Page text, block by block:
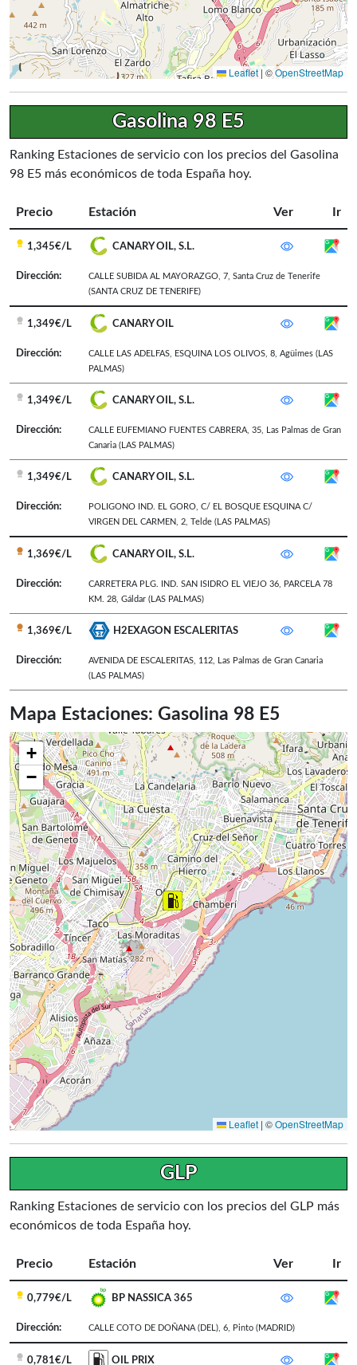
Leaflet | ©OpenStreetMap
Gasolina 98 E5
Ranking Estaciones de servicio con los precios del Gasolina
98 E5 más económicos de toda España hoy.
Precio Estación Ver Ir
1,345€/L CANARY OIL, S.L.
Dirección: CALLE SUBIDA AL MAYORAZGO, 7 Santa Cruz de Tenerife
(SANTA CRUZ DE TENERIFE)
1,349€/L CANARY OIL
Dirección: CALLE LAS ADELFAS, ESQUINA LOS OLIVOS, 8 Agüimes (LAS
PALMAS)
1,349€/L CANARY OIL, S.L.
Dirección: CALLE EUFEMIANO FUENTES CABRERA, 35
Las Palmas de Gran
Canaria (LAS PALMAS)
1,349€/L CANARY OIL, S.L.
Dirección:
POLIGONO IND. EL GORO, C/ EL BOSQUE ESQUINA C/
VIRGEN DEL CARMEN, 2 Telde (LAS PALMAS)
1,369€/L CANARY OIL, S.L.
Dirección:
CARRETERA PLG. IND. SAN ISIDRO EL VIEJO 36, PARCELA 78
KM. 28 Gáldar (LAS PALMAS)
1,369€/L H2EXAGON ESCALERITAS
Dirección: AVENIDA DE ESCALERITAS, 112
Las Palmas de Gran Canaria
(LAS PALMAS)
Mapa Estaciones: Gasolina 98 E5
+
−
Leaflet | ©OpenStreetMap
GLP
Ranking Estaciones de servicio con los precios del GLP más
económicos de toda España hoy.
Precio Estación Ver Ir
0,779€/L BP NASSICA 365
Dirección: CALLE COTO DE DOÑANA (DEL), 6 Pinto (MADRID)
0,781€/L OIL PRIX